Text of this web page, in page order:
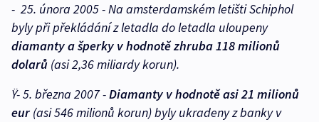
- 25. února 2005 - Na amsterdamském letišti Schiphol
byly při překládání z letadla do letadla uloupeny
diamanty a šperky v hodnotě zhruba 118 milionů
dolarů (asi 2,36 miliardy korun).
Ÿ- 5. března 2007 -Diamanty v hodnotě asi 21 milionů
eur (asi 546 milionů korun) byly ukradeny z banky v